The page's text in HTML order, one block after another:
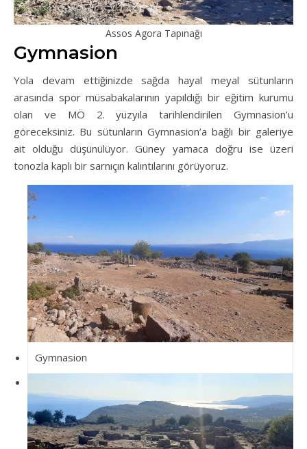
Assos Agora Tapınağı
Gymnasion
Yola devam ettiğinizde sağda hayal meyal sütunların
arasında spor müsabakalarının yapıldığı bir eğitim kurumu
olan ve MÖ 2. yüzyıla tarihlendirilen Gymnasion’u
göreceksiniz. Bu sütunların Gymnasion’a bağlı bir galeriye
ait olduğu düşünülüyor. Güney yamaca doğru ise üzeri
tonozla kaplı bir sarnıçın kalıntılarını görüyoruz.
Gymnasion